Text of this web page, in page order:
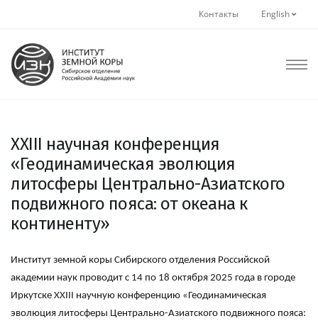
Контакты English
XXIII научная конференция
«Геодинамическая эволюция
литосферы Центрально-Азиатского
подвижного пояса: от океана к
континенту»
Институт земной коры Сибирского отделения Российской
академии наук проводит с 14 по 18 октября 2025 года в городе
Иркутске XXIII научную конференцию «Геодинамическая
эволюция литосферы Центрально-Азиатского подвижного пояса: